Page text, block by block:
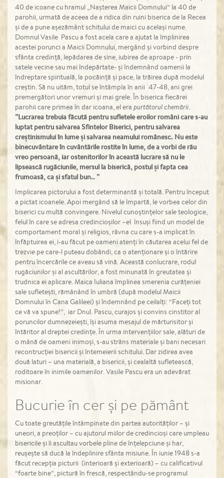
40 de icoane cu hramul „Nașterea Maicii Domnului” la 40 de
parohii, urmată de aceea de a ridica din ruini biserica de la Recea
și de a pune așezământ schitului de maici cu același nume.
Domnul Vasile Pascu a fost acela care a ajutat la împlinirea
acestei porunci a Maicii Domnului, mergând și vorbind despre
sfânta credință, lepădarea de sine, iubirea de aproape - prin
satele vecine sau mai îndepărtate- și îndemnând oamenii la
îndreptare spirituală, la pocăință și pace, la trăirea după modelul
creștin. Să nu uităm, totul se întâmpla în anii `47-48, ani grei
premergători unor vremuri și mai grele. În biserica fiecărei
parohii care primea în dar icoana, el era purtătorul chemării.
”Lucrarea trebuia făcută pentru sufletele eroilor români care s-au
luptat pentru salvarea Sfintelor Biserici, pentru salvarea
creștinismului în lumeși salvarea neamului românesc. Nu este
binecuvântare în cuvântările rostite în lume, de a vorbi de rău
vreo persoană, iar ostenitorilor în această lucrare să nu le
lipsească rugăciunile, mersul la biserică, postulși fapta cea
frumoasă, cași sfatul bun.. ”
Implicarea pictorului a fost determinantă și totală. Pentru început
a pictat icoanele. Apoi mergând să le împartă, le vorbea celor din
biserici cu multă convingere. Nivelul cunoștințelor sale teologice,
felul în care se adresa credincioșilor –el însuși fiind un model de
comportament moral și religios, râvna cu care s-a implicat în
înfăptuirea ei, i-au făcut pe oameni atenți în căutarea acelui fel de
trezvie pe care-l puteau dobândi, ca o atenționare și o întărire
pentru încercările ce aveau să vină. Această conlucrare, rodul
rugăciunilor și al ascultărilor, a fost minunată în greutatea și
trudnica ei aplicare. Maica Iuliana împlinea smerenia curățeniei
sale sufletești, rămânând în umbră (după modelul Maicii
Domnului în Cana Galileei) și îndemnând pe ceilalți: “Faceți tot
ce vă va spune!”, iar Dnul. Pascu, curajos și convins cinstitor al
poruncilor dumnezeiești, își asuma mesajul de mărturisitor și
întăritor al dreptei credințe. În urma intervențiilor sale, alături de
o mână de oameni inimoși, s-au strâns materiale și bani necesari
recontrucției bisericii și întemeierii schitului. Dar zidirea avea
două laturi – una materială, a bisericii, și cealaltă sufletească,
roditoare în inimile oamenilor. Vasile Pascu era un adevărat
misionar.
Bucurie în cer și pe pământ
Cu toate greutățile întâmpinate din partea autorităților – și
uneori, a preoților – cu ajutorul miilor de credincioși care umpleau
bisericile și îi ascultau vorbele pline de înțelepciune și har,
reușește să ducă la îndeplinire sfânta misiune. În iunie 1948 s-a
făcut recepția picturii (interioară și exterioară) – cu calificativul
“foarte bine”, pictură în frescă, respectându-se programul